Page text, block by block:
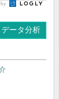
データ分析